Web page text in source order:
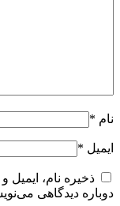
نام *
ایمیل *
ذخیره نام،
دوباره دیدگاهی